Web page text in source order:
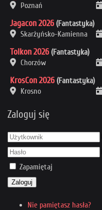
Poznań
Jagacon 2026 (Fantastyka)
Skarżyńsko-Kamienna
Tolkon 2026 (Fantastyka)
Chorzów
KrosCon 2026 (Fantastyka)
Krosno
Zaloguj się
Zapamiętaj
Zaloguj
Nie pamiętasz hasła?